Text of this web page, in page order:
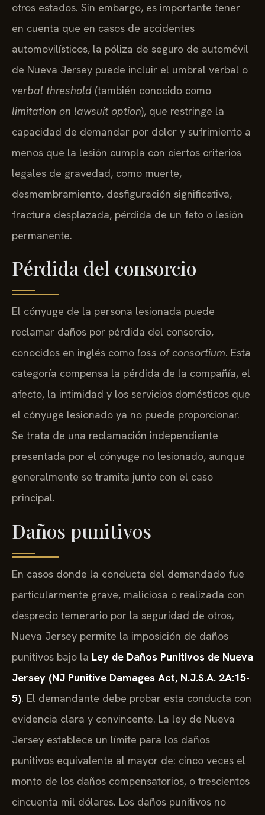
otros estados. Sin embargo, es importante tener
en cuenta que en casos de accidentes
automovilísticos, la póliza de seguro de automóvil
de Nueva Jersey puede incluir el umbral verbal o
verbal threshold (también conocido como
limitation on lawsuit option), que restringe la
capacidad de demandar por dolor y sufrimiento a
menos que la lesión cumpla con ciertos criterios
legales de gravedad, como muerte,
desmembramiento, desfiguración significativa,
fractura desplazada, pérdida de un feto o lesión
permanente.
Pérdida del consorcio
El cónyuge de la persona lesionada puede
reclamar daños por pérdida del consorcio,
conocidos en inglés como loss of consortium. Esta
categoría compensa la pérdida de la compañía, el
afecto, la intimidad y los servicios domésticos que
el cónyuge lesionado ya no puede proporcionar.
Se trata de una reclamación independiente
presentada por el cónyuge no lesionado, aunque
generalmente se tramita junto con el caso
principal.
Daños punitivos
En casos donde la conducta del demandado fue
particularmente grave, maliciosa o realizada con
desprecio temerario por la seguridad de otros,
Nueva Jersey permite la imposición de daños
punitivos bajo la Ley de Daños Punitivos de Nueva
Jersey (NJ Punitive Damages Act, N.J.S.A. 2A:15-
5). El demandante debe probar esta conducta con
evidencia clara y convincente. La ley de Nueva
Jersey establece un límite para los daños
punitivos equivalente al mayor de: cinco veces el
monto de los daños compensatorios, o trescientos
cincuenta mil dólares. Los daños punitivos no